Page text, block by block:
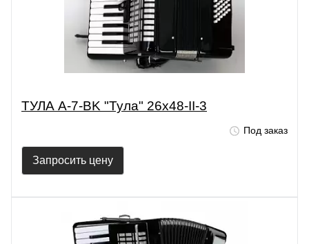
ТУЛА A-7-BK "Тула" 26х48-II-3
Под заказ
Запросить цену